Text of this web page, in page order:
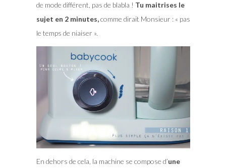
de mode différent, pas de blabla ! Tu maitrises le
sujet en 2 minutes,comme dirait Monsieur : « pas
le temps de niaiser ».
En dehors de cela, la machine se compose d’une